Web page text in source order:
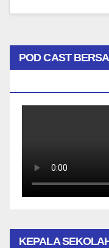
POD CAST
KEPALA